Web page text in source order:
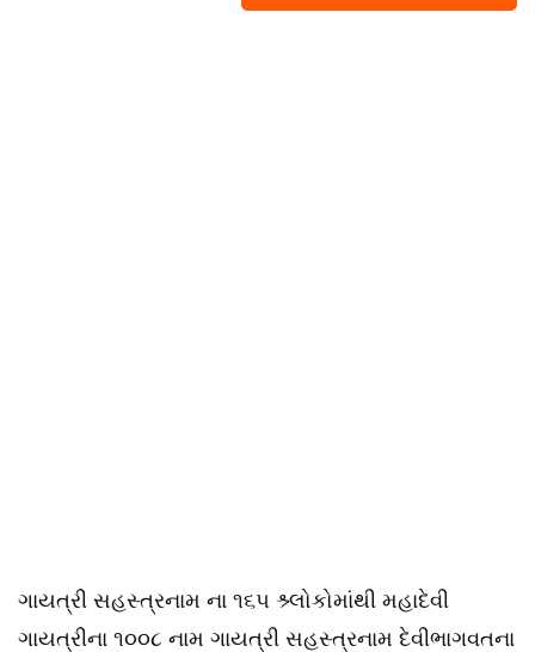
ગાયત્રી સહસ્ત્રનામ ના ૧૬૫ શ્ર્લોકોમાંથી મહાદેવી
ગાયત્રીના ૧૦૦૮ નામ ગાયત્રી સહસ્ત્રનામ દેવીભાગવતના